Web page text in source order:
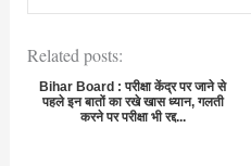
Related posts:
Bihar Board : परीक्षा केंद्र पर जाने से
पहले इन बातों का रखे खास ध्यान, गलती
करने पर परीक्षा भी रद्द...